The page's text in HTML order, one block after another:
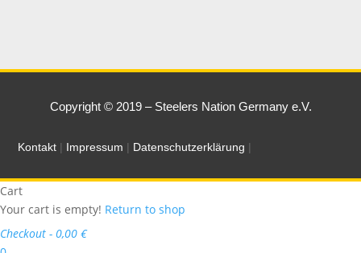
Copyright © 2019 – Steelers Nation Germany e.V.
Kontakt | Impressum | Datenschutzerklärung |
Cart
Your cart is empty! Return to shop
Checkout - 0,00 €